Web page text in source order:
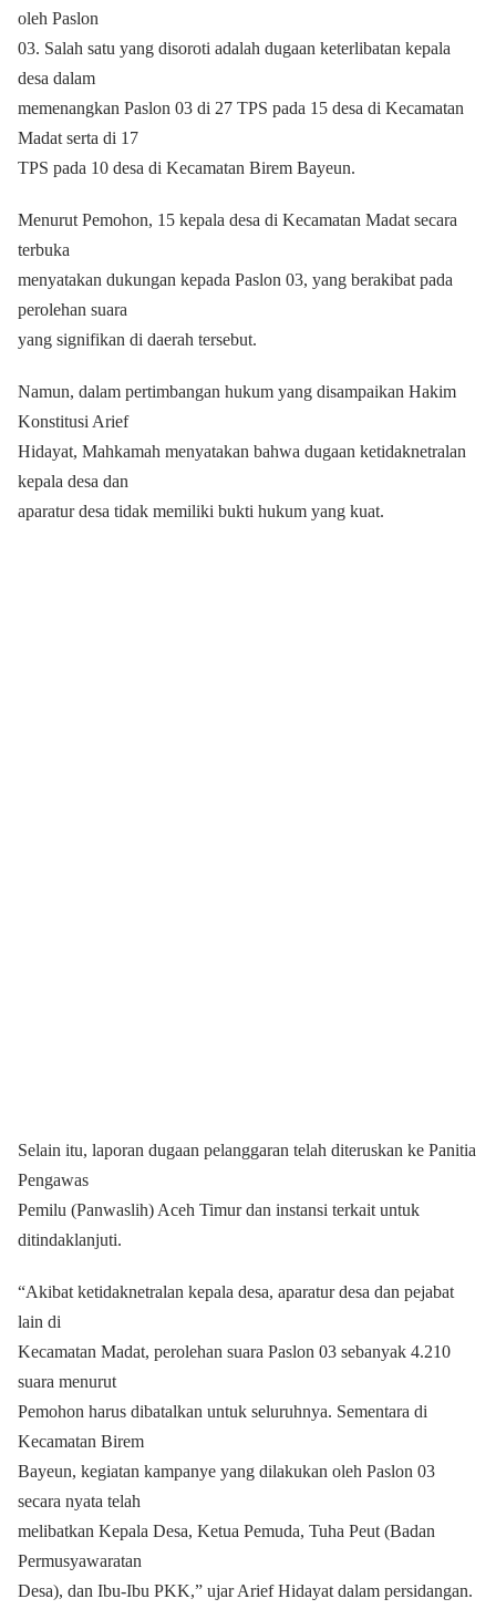
oleh Paslon
03. Salah satu yang disoroti adalah dugaan keterlibatan kepala
desa dalam
memenangkan Paslon 03 di 27 TPS pada 15 desa di Kecamatan
Madat serta di 17
TPS pada 10 desa di Kecamatan Birem Bayeun.
Menurut Pemohon, 15 kepala desa di Kecamatan Madat secara
terbuka
menyatakan dukungan kepada Paslon 03, yang berakibat pada
perolehan suara
yang signifikan di daerah tersebut.
Namun, dalam pertimbangan hukum yang disampaikan Hakim
Konstitusi Arief
Hidayat, Mahkamah menyatakan bahwa dugaan ketidaknetralan
kepala desa dan
aparatur desa tidak memiliki bukti hukum yang kuat.
Selain itu, laporan dugaan pelanggaran telah diteruskan ke Panitia
Pengawas
Pemilu (Panwaslih) Aceh Timur dan instansi terkait untuk
ditindaklanjuti.
“Akibat ketidaknetralan kepala desa, aparatur desa dan pejabat
lain di
Kecamatan Madat, perolehan suara Paslon 03 sebanyak 4.210
suara menurut
Pemohon harus dibatalkan untuk seluruhnya. Sementara di
Kecamatan Birem
Bayeun, kegiatan kampanye yang dilakukan oleh Paslon 03
secara nyata telah
melibatkan Kepala Desa, Ketua Pemuda, Tuha Peut (Badan
Permusyawaratan
Desa), dan Ibu-Ibu PKK,” ujar Arief Hidayat dalam persidangan.